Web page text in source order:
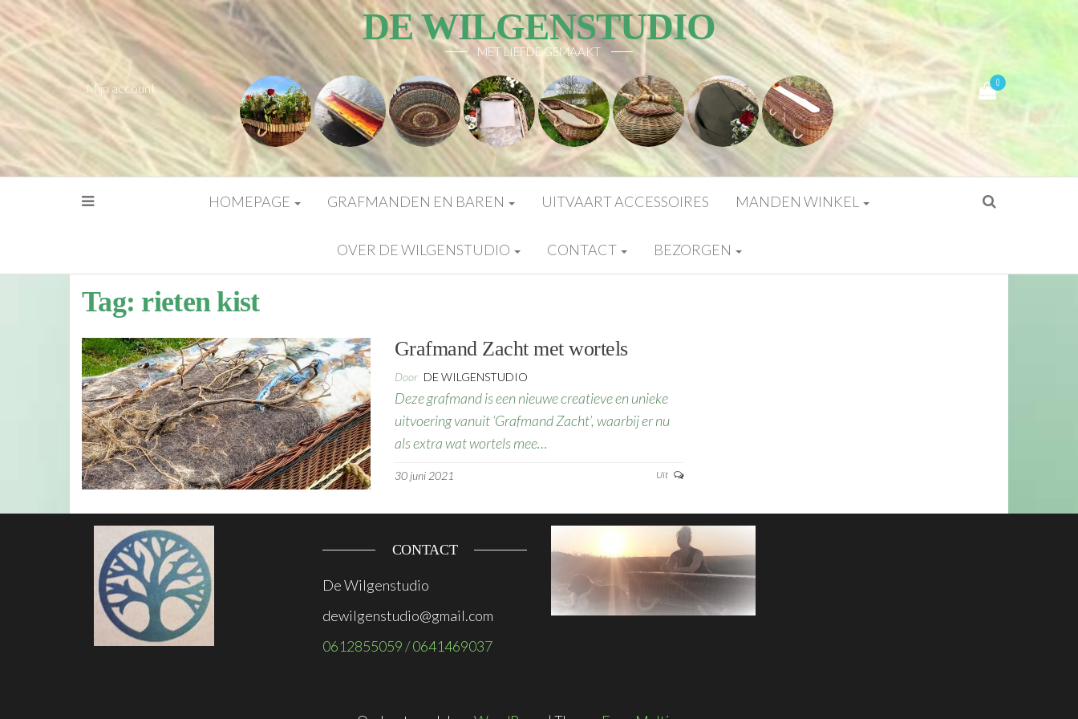
DE WILGENSTUDIO
MET LIEFDE GEMAAKT
0
Mijn account
HOMEPAGE GRAFMANDEN EN BAREN UITVAART ACCESSOIRES MANDEN WINKEL
OVER DE WILGENSTUDIO CONTACT BEZORGEN
Tag: rieten kist
Grafmand Zacht met wortels
Door DE WILGENSTUDIO
Deze grafmand is een nieuwe creatieve en unieke
uitvoering vanuit ‘Grafmand Zacht’, waarbij er nu
als extra wat wortels mee…
30 juni 2021 Uit
CONTACT
De Wilgenstudio
dewilgenstudio@gmail.com
0612855059 / 0641469037